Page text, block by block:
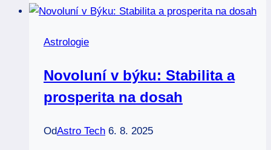
Co
Astrologie
Novoluní v býku: Stabilita a
prosperita na dosah
OdAstro Tech 6. 8. 2025